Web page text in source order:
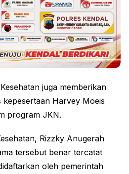
juga memberikan
kepesertaan Harvey Moeis
program JKN.
Rizzky Anugerah
tersebut benar tercatat
oleh pemerintah